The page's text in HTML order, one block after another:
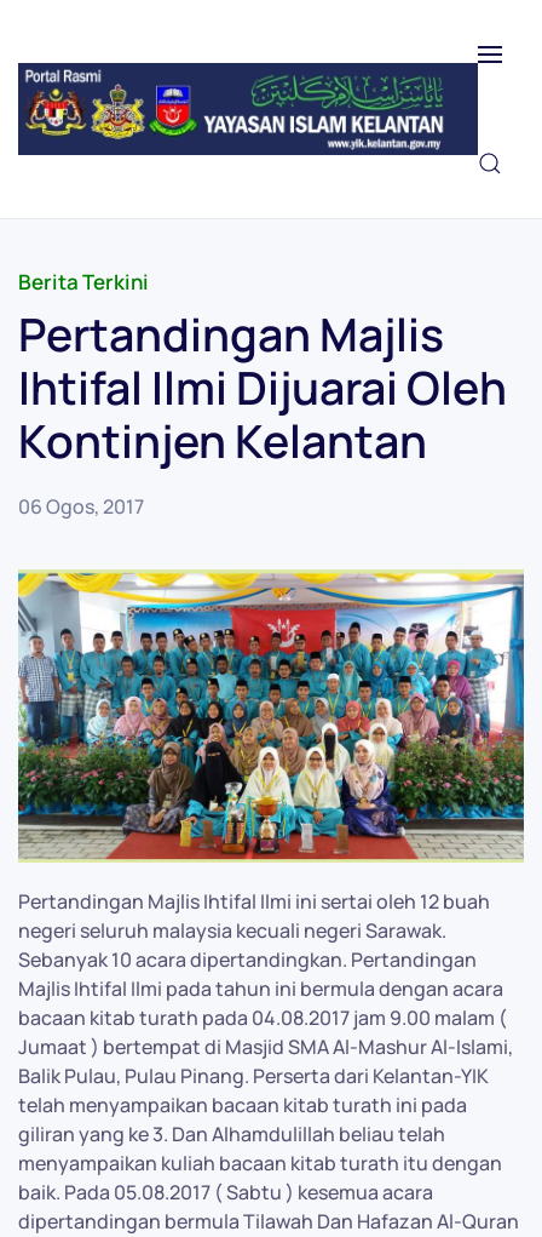
Skip to main content
Berita Terkini
Pertandingan Majlis
Ihtifal Ilmi Dijuarai Oleh
Kontinjen Kelantan
06 Ogos, 2017
Pertandingan Majlis Ihtifal Ilmi ini sertai oleh 12 buah
negeri seluruh malaysia kecuali negeri Sarawak.
Sebanyak 10 acara dipertandingkan. Pertandingan
Majlis Ihtifal Ilmi pada tahun ini bermula dengan acara
bacaan kitab turath pada 04.08.2017 jam 9.00 malam (
Jumaat ) bertempat di Masjid SMA Al-Mashur Al-Islami,
Balik Pulau, Pulau Pinang. Perserta dari Kelantan-YIK
telah menyampaikan bacaan kitab turath ini pada
giliran yang ke 3. Dan Alhamdulillah beliau telah
menyampaikan kuliah bacaan kitab turath itu dengan
baik. Pada 05.08.2017 ( Sabtu ) kesemua acara
dipertandingan bermula Tilawah Dan Hafazan Al-Quran